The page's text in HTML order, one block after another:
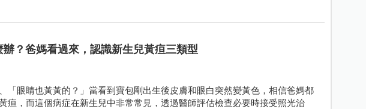
？爸媽看過來，認識新生兒黃疸三類型
「眼睛也黃黃的？」當看到寶包剛出生後皮膚和眼白突然變黃色，相信爸媽都
疸，而這個病症在新生兒中非常常見，透過醫師評估檢查必要時接受照光治